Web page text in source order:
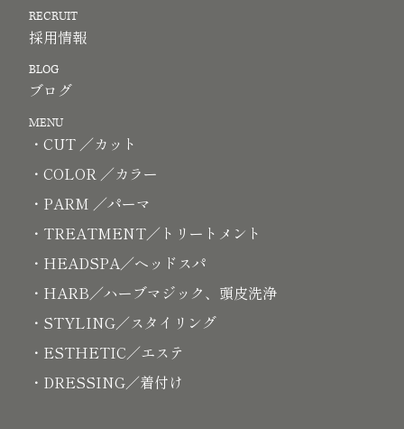
RECRUIT
採用情報
BLOG
ブログ
MENU
・CUT ／カット
・COLOR ／カラー
・PARM ／パーマ
・TREATMENT／トリートメント
・HEADSPA／ヘッドスパ
・HARB／ハーブマジック、頭皮洗浄
・STYLING／スタイリング
・ESTHETIC／エステ
・DRESSING／着付け